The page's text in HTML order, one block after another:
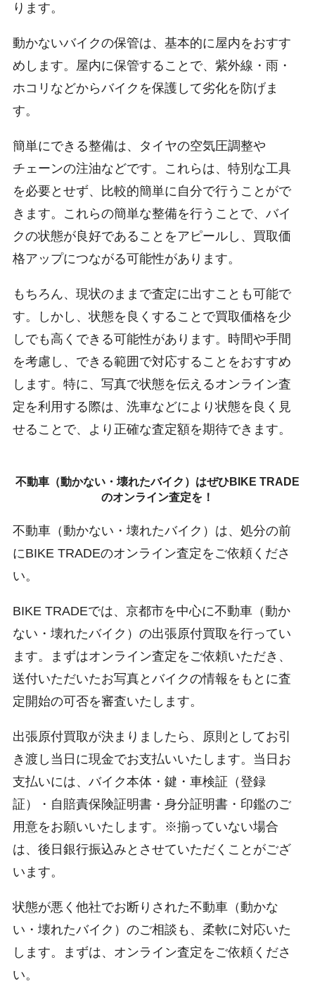
ります。
動かないバイクの保管は、基本的に屋内をおすす
めします。屋内に保管することで、紫外線・雨・
ホコリなどからバイクを保護して劣化を防げま
す。
簡単にできる整備は、タイヤの空気圧調整や
チェーンの注油などです。これらは、特別な工具
を必要とせず、比較的簡単に自分で行うことがで
きます。これらの簡単な整備を行うことで、バイ
クの状態が良好であることをアピールし、買取価
格アップにつながる可能性があります。
もちろん、現状のままで査定に出すことも可能で
す。しかし、状態を良くすることで買取価格を少
しでも高くできる可能性があります。時間や手間
を考慮し、できる範囲で対応することをおすすめ
します。特に、写真で状態を伝えるオンライン査
定を利用する際は、洗車などにより状態を良く見
せることで、より正確な査定額を期待できます。
不動車（動かない・壊れたバイク）はぜひBIKE TRADE
のオンライン査定を！
不動車（動かない・壊れたバイク）は、処分の前
にBIKE TRADEのオンライン査定をご依頼くださ
い。
BIKE TRADEでは、京都市を中心に不動車（動か
ない・壊れたバイク）の出張原付買取を行ってい
ます。まずはオンライン査定をご依頼いただき、
送付いただいたお写真とバイクの情報をもとに査
定開始の可否を審査いたします。
出張原付買取が決まりましたら、原則としてお引
き渡し当日に現金でお支払いいたします。当日お
支払いには、バイク本体・鍵・車検証（登録
証）・自賠責保険証明書・身分証明書・印鑑のご
用意をお願いいたします。※揃っていない場合
は、後日銀行振込みとさせていただくことがござ
います。
状態が悪く他社でお断りされた不動車（動かな
い・壊れたバイク）のご相談も、柔軟に対応いた
します。まずは、オンライン査定をご依頼くださ
い。